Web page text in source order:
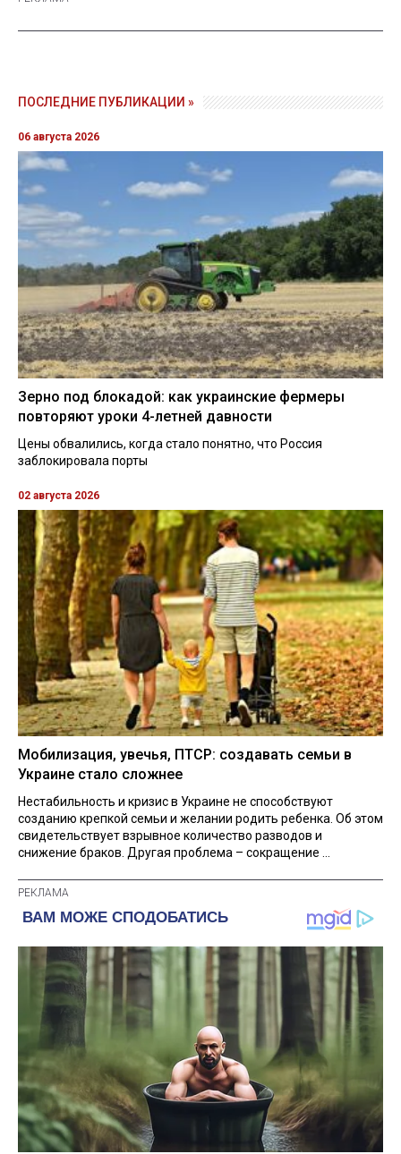
ПОСЛЕДНИЕ ПУБЛИКАЦИИ »
06 августа 2026
Зерно под блокадой: как украинские фермеры
повторяют уроки 4-летней давности
Цены обвалились, когда стало понятно, что Россия
заблокировала порты
02 августа 2026
Мобилизация, увечья, ПТСР: создавать семьи в
Украине стало сложнее
Нестабильность и кризис в Украине не способствуют
созданию крепкой семьи и желании родить ребенка. Об этом
свидетельствует взрывное количество разводов и
снижение браков. Другая проблема – сокращение ...